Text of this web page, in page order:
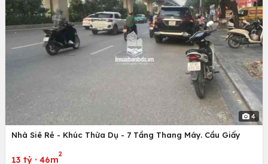
4
Nhà Siê Rẻ - Khúc Thừa Dụ - 7 Tầng Thang Máy. Cầu Giấy
13 tỷ · 46m
2